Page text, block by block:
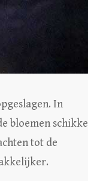
In
bloemen
tot de